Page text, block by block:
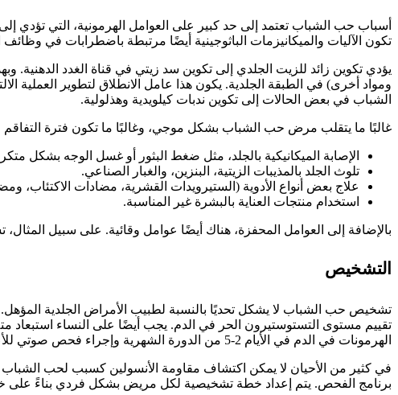
أسباب حب الشباب تعتمد إلى حد كبير على العوامل الهرمونية، التي تؤدي
تكون الآليات والميكانيزمات الباثوجينية أيضًا مرتبطة باضطرابات في وظائف
يؤدي تكوين زائد للزيت الجلدي إلى تكوين سد زيتي في قناة الغدد الدهنية.
ومواد أخرى) في الطبقة الجلدية. يكون هذا عامل الانطلاق لتطوير العملية
الشباب في بعض الحالات إلى تكوين ندبات كيلويدية وهذلولية.
غالبًا ما يتقلب مرض حب الشباب بشكل موجي، وغالبًا ما تكون فترة التفاقم
الإصابة الميكانيكية بالجلد، مثل ضغط البثور أو غسل الوجه بشكل
تلوث الجلد بالمذيبات الزيتية، البنزين، والغبار الصناعي.
علاج بعض أنواع الأدوية (الستيرويدات القشرية، مضادات الاكتئاب،
استخدام منتجات العناية بالبشرة غير المناسبة.
بالإضافة إلى العوامل المحفزة، هناك أيضًا عوامل وقائية. على سبيل
التشخيص
تشخيص حب الشباب لا يشكل تحديًا بالنسبة لطبيب الأمراض الجلدية
تقييم مستوى التستوستيرون الحر في الدم. يجب أيضًا على النساء استبعاد
الهرمونات في الدم في الأيام 2-5 من الدورة الشهرية وإجراء فحص صوتي للأعضاء الصغرى لاستبعاد هذه الحالة.
في كثير من الأحيان لا يمكن اكتشاف مقاومة الأنسولين كسبب لحب
برنامج الفحص. يتم إعداد خطة تشخيصية لكل مريض بشكل فردي بناءً على